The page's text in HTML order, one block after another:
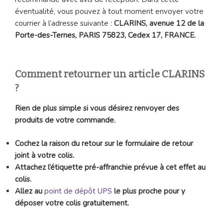
éventualité, vous pouvez à tout moment envoyer votre
courrier à l’adresse suivante : CLARINS, avenue 12 de la
Porte-des-Ternes, PARIS 75823, Cedex 17, FRANCE.
Comment retourner un article CLARINS
?
Rien de plus simple si vous désirez renvoyer des
produits de votre commande.
Cochez la raison du retour sur le formulaire de retour
joint à votre colis.
Attachez l’étiquette pré-affranchie prévue à cet effet au
colis.
Allez au point de dépôt UPS le plus proche pour y
déposer votre colis gratuitement.